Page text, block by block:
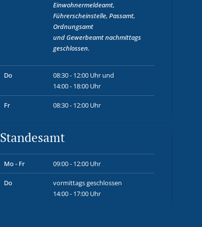
Einwohnermeldeamt,
Führerscheinstelle, Passamt,
Ordnungsamt
und Gewerbeamtnachmittags
geschlossen.
Do
08:30 - 12:00 Uhr und
14:00 - 18:00 Uhr
Fr 08:30 - 12:00 Uhr
Standesamt
Mo - Fr 09:00 - 12:00 Uhr
Do
vormittags geschlossen
14:00 - 17:00 Uhr